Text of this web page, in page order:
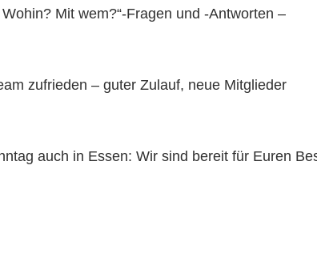
Mit wem?“-Fragen und -Antworten –
zufrieden – guter Zulauf, neue Mitglieder
auch in Essen: Wir sind bereit für Euren